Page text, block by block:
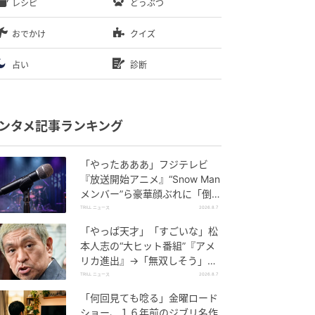
レシピ どうぶつ
おでかけ クイズ
占い 診断
タメ記事ランキング
「やったあああ」フジテレビ
『放送開始アニメ』“Snow Man
メンバー”ら豪華顔ぶれに「倒れ
そう」SNS大揺れ
TRILL ニュース 2026.8.7
「やっぱ天才」「すごいな」松
本人志の“大ヒット番組”『アメ
リカ進出』→「無双しそう」視
聴者反響続々
TRILL ニュース 2026.8.7
「何回見ても唸る」金曜ロード
ショー、１６年前のジブリ名作